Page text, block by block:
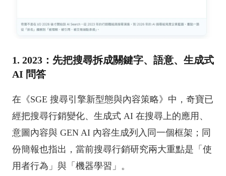
1. 2023：先把搜尋拆成關鍵字、語意、生成式
AI 問答
在《SGE 搜尋引擎新型態與內容策略》中，奇寶已
經把搜尋行銷變化、生成式 AI 在搜尋上的應用、
意圖內容與 GEN AI 內容生成列入同一個框架；同
份簡報也指出，當前搜尋行銷研究兩大重點是「使
用者行為」與「機器學習」。